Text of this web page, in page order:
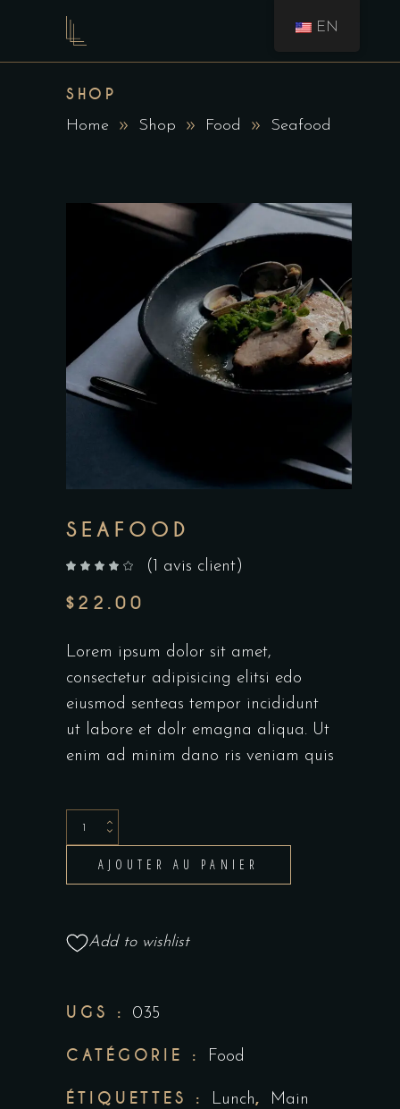
SHOP
Home Shop Food Seafood
SEAFOOD
( 1 avis client)
$ 22.00
Lorem ipsum dolor sit amet,
consectetur adipisicing elitsi edo
eiusmod senteas tempor incididunt
ut labore et dolr emagna aliqua. Ut
enim ad minim dano ris veniam quis
AJOUTER AU PANIER
Add to wishlist
UGS : 035
CATÉGORIE : Food
ÉTIQUETTES : Lunch,
Main
EN